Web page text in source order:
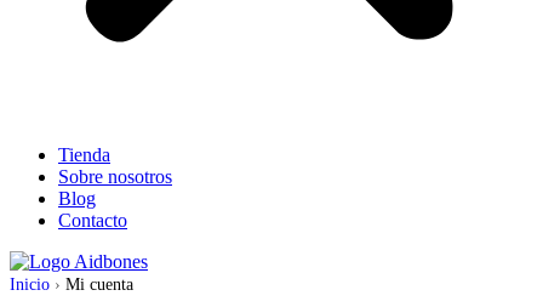
Tienda
Sobre nosotros
Blog
Contacto
Inicio › Mi cuenta